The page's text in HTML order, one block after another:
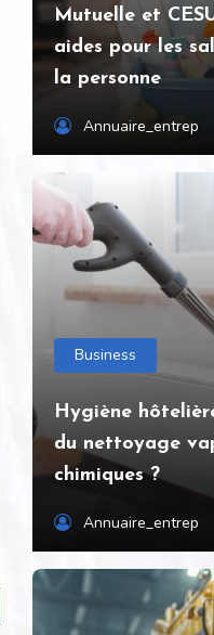
Mutuelle et
aides pour les
la personne
Annuaire_entrep
Business
Hygiène
du nettoyage
chimiques ?
Annuaire_entrep